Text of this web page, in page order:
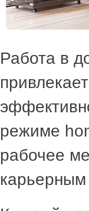
Работа в
режиме
рабочее